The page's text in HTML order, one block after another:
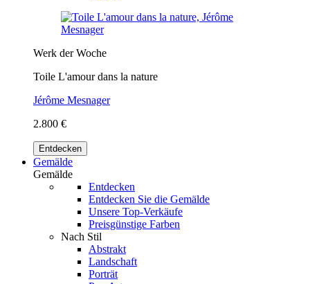
Werk der Woche
Toile L'amour dans la nature
Jérôme Mesnager
2.800 €
Entdecken
Gemälde
Gemälde
Entdecken
Entdecken Sie die Gemälde
Unsere Top-Verkäufe
Preisgünstige Farben
Nach Stil
Abstrakt
Landschaft
Porträt